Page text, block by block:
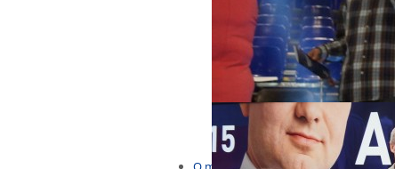
KOLONIE 2022
Wybory samorządowe 2018
Dożynki 2014
EUROWYBORY 2019
Debaty i spotkania 2016
Debaty i spotkania 2019
wybory
Kolonie Stegna 2020
Spotkanie w Bronowie
WYJAZDY